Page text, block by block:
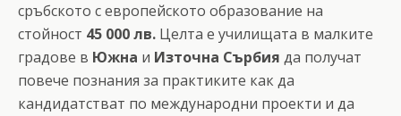
сръбското с европейското образование на
стойност 45 000 лв. Целта е училищата в малките
градове в Южна и Източна Сърбия да получат
повече познания за практиките как да
кандидатстват по международни проекти и да